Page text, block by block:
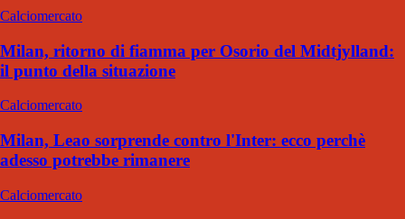
Calciomercato
Milan, ritorno di fiamma per Osorio del Midtjylland:
il punto della situazione
Calciomercato
Milan, Leao sorprende contro l'Inter: ecco perchè
adesso potrebbe rimanere
Calciomercato